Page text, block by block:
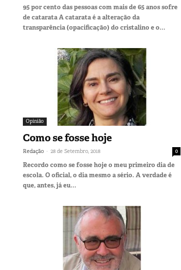
95 por cento das pessoas com mais de 65 anos sofre
de catarata A catarata é a alteração da
transparência (opacificação) do cristalino e o...
Opinião
Como se fosse hoje
Redação - 28 de Setembro, 2018 0
Recordo como se fosse hoje o meu primeiro dia de
escola. O oficial, o dia mesmo a sério. A verdade é
que, antes, já eu...